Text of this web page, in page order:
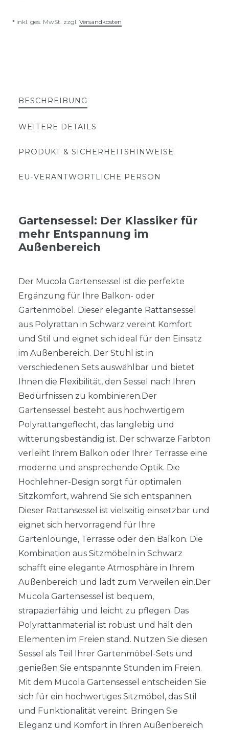
* inkl. ges. MwSt. zzgl. Versandkosten
BESCHREIBUNG
WEITERE DETAILS
PRODUKT & SICHERHEITSHINWEISE
EU-VERANTWORTLICHE PERSON
Gartensessel: Der Klassiker für
mehr Entspannung im
Außenbereich
Der Mucola Gartensessel ist die perfekte
Ergänzung für Ihre Balkon- oder
Gartenmöbel. Dieser elegante Rattansessel
aus Polyrattan in Schwarz vereint Komfort
und Stil und eignet sich ideal für den Einsatz
im Außenbereich. Der Stuhl ist in
verschiedenen Sets auswählbar und bietet
Ihnen die Flexibilität, den Sessel nach Ihren
Bedürfnissen zu kombinieren.Der
Gartensessel besteht aus hochwertigem
Polyrattangeflecht, das langlebig und
witterungsbeständig ist. Der schwarze Farbton
verleiht Ihrem Balkon oder Ihrer Terrasse eine
moderne und ansprechende Optik. Die
Hochlehner-Design sorgt für optimalen
Sitzkomfort, während Sie sich entspannen.
Dieser Rattansessel ist vielseitig einsetzbar und
eignet sich hervorragend für Ihre
Gartenlounge, Terrasse oder den Balkon. Die
Kombination aus Sitzmöbeln in Schwarz
schafft eine elegante Atmosphäre in Ihrem
Außenbereich und lädt zum Verweilen ein.Der
Mucola Gartensessel ist bequem,
strapazierfähig und leicht zu pflegen. Das
Polyrattanmaterial ist robust und hält den
Elementen im Freien stand. Nutzen Sie diesen
Sessel als Teil Ihrer Gartenmöbel-Sets und
genießen Sie entspannte Stunden im Freien.
Mit dem Mucola Gartensessel entscheiden Sie
sich für ein hochwertiges Sitzmöbel, das Stil
und Funktionalität vereint. Bringen Sie
Eleganz und Komfort in Ihren Außenbereich